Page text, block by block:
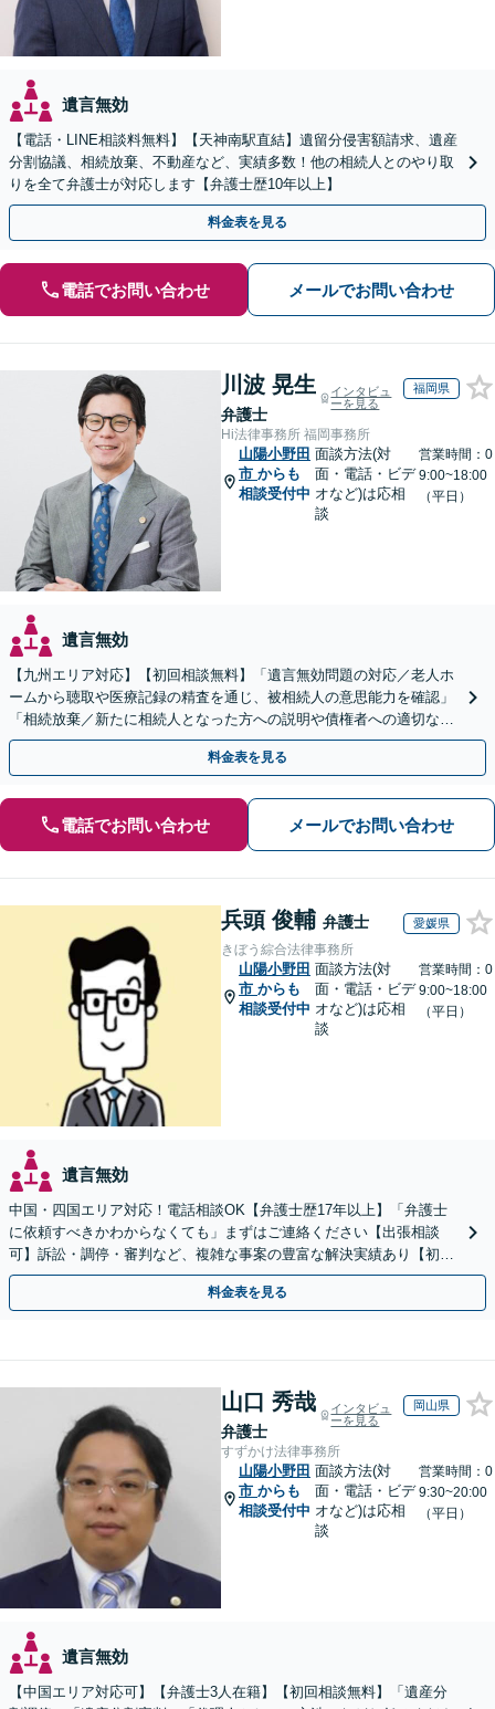
遺言無効
【電話・LINE相談料無料】【天神南駅直結】遺留分侵害額請求、遺産
分割協議、相続放棄、不動産など、実績多数！他の相続人とのやり取
りを全て弁護士が対応します【弁護士歴10年以上】
料金表を見る
電話でお問い合わせ メールでお問い合わせ
川波 晃生
弁護士
インタビュ
ーを見る
福岡県
Hi法律事務所 福岡事務所
山陽小野田
市 からも
相談受付中
面談方法(対
面・電話・ビデ
オなど)は応相
談
営業時間：0
9:00~18:00
（平日）
遺言無効
【九州エリア対応】【初回相談無料】「遺言無効問題の対応／老人ホ
ームから聴取や医療記録の精査を通じ、被相続人の意思能力を確認」
「相続放棄／新たに相続人となった方への説明や債権者への適切な対
応まで、きめ細やかにサポート」【休日・夜間相談可】
料金表を見る
電話でお問い合わせ メールでお問い合わせ
兵頭 俊輔 弁護士 愛媛県
きぼう綜合法律事務所
山陽小野田
市 からも
相談受付中
面談方法(対
面・電話・ビデ
オなど)は応相
談
営業時間：0
9:00~18:00
（平日）
遺言無効
中国・四国エリア対応！電話相談OK【弁護士歴17年以上】「弁護士
に依頼すべきかわからなくても」まずはご連絡ください【出張相談
可】訴訟・調停・審判など、複雑な事案の豊富な解決実績あり【初回
相談無料】初回面談のみで解決できるケースもあります
料金表を見る
山口 秀哉
弁護士
インタビュ
ーを見る
岡山県
すずかけ法律事務所
山陽小野田
市 からも
相談受付中
面談方法(対
面・電話・ビデ
オなど)は応相
談
営業時間：0
9:30~20:00
（平日）
遺言無効
【中国エリア対応可】【弁護士3人在籍】【初回相談無料】「遺産分